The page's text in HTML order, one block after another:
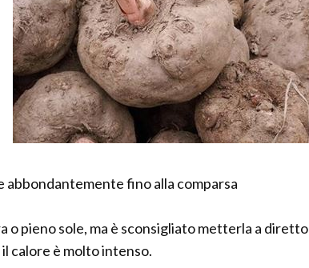
fino alla comparsa
o pieno sole, ma è sconsigliato metterla a diretto
calore è molto intenso.